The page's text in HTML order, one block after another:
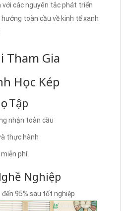
với các nguyên tắc phát triển
toàn cầu về kinh tế xanh
Tham Gia
Học Kép
Tập
nhận toàn cầu
thực hành
phí
Nghiệp
đến 95% sau tốt nghiệp